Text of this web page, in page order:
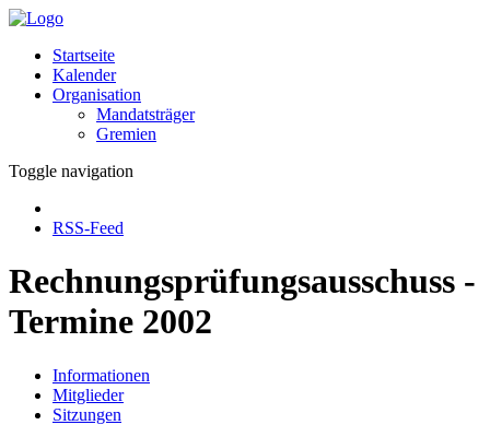
Startseite
Kalender
Organisation
Mandatsträger
Gremien
Toggle navigation
RSS-Feed
Rechnungsprüfungsausschuss -
Termine 2002
Informationen
Mitglieder
Sitzungen